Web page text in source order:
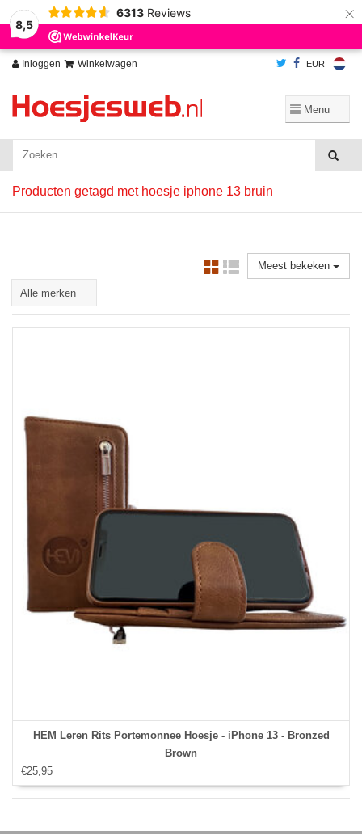
8,5
6313 Reviews ×
Inloggen Winkelwagen EUR
Producten getagd met hoesje iphone 13 bruin
Meest bekeken
HEM Leren Rits Portemonnee Hoesje - iPhone 13 - Bronzed
Brown
€25,95
Wij slaan cookies op om onze website te verbeteren. Is dat akkoord?
Ja
Nee